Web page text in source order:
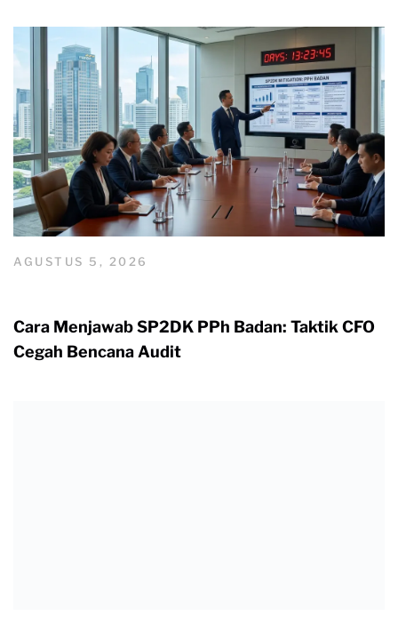
AGUSTUS 5, 2026
Cara Menjawab SP2DK PPh Badan: Taktik CFO
Cegah Bencana Audit